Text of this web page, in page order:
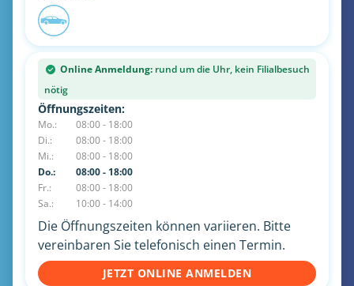
Online Anmeldung: rund um die Uhr, kein Filialbesuch
nötig
Öffnungszeiten:
Mo.:
08:00 - 18:00
Di.:
08:00 - 18:00
Mi.:
08:00 - 18:00
Do.:
08:00 - 18:00
Fr.:
08:00 - 18:00
Sa.:
10:00 - 14:00
Die Öffnungszeiten können variieren. Bitte
vereinbaren Sie telefonisch einen Termin.
JETZT ONLINE ANMELDEN